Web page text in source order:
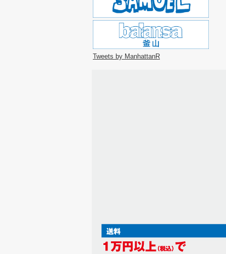
Tweets by ManhattanR